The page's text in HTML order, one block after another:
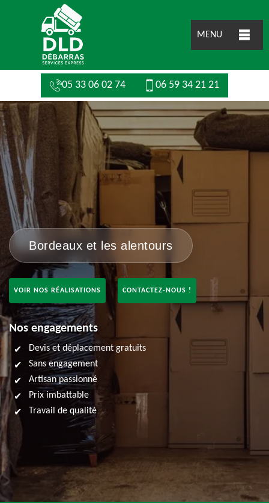
MENU
05 33 06 02 74 06 59 34 21 21
Bordeaux et les alentours
VOIR NOS RÉALISATIONS CONTACTEZ-NOUS !
Nos engagements
Devis et déplacement gratuits
Sans engagement
Artisan passionné
Prix imbattable
Travail de qualité